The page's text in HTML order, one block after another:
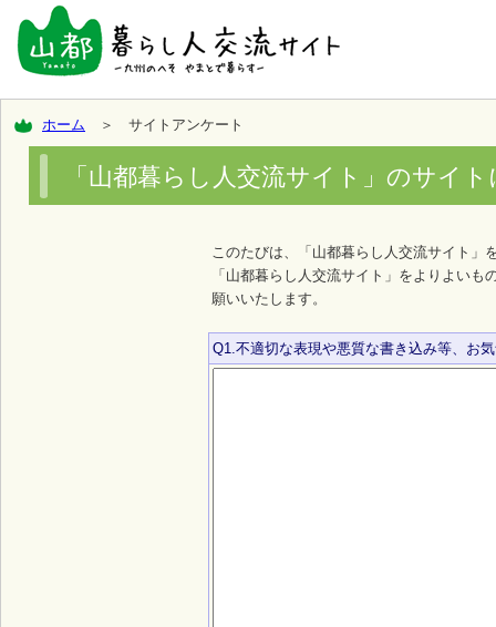
ホーム ＞ サイトアンケート
「山都暮らし人交流サイト」のサイ
このたびは、「山都暮らし人交流サイト」
「山都暮らし人交流サイト」をよりよい
願いいたします。
Q1.不適切な表現や悪質な書き込み等、お